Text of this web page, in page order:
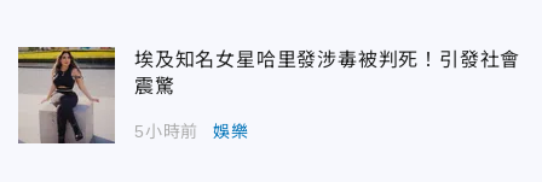
埃及知名女星哈里發涉毒被判死！引發社會
震驚
5小時前 娛樂